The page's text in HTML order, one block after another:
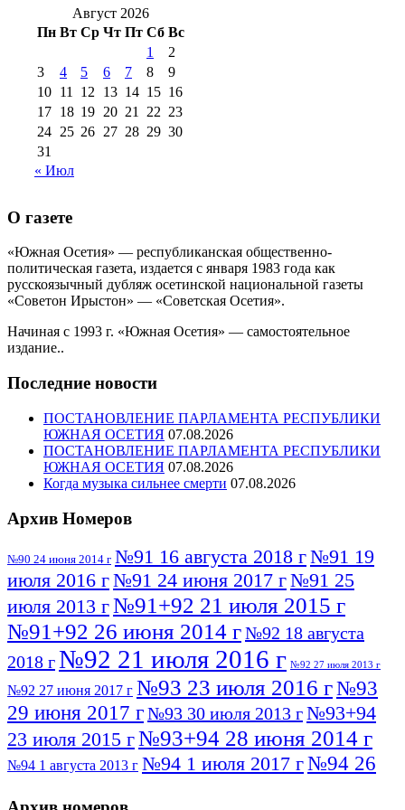
2016 г(12) №99 8 июля 2014 г
августа 2012 г(11)
августа 2013 г
(12)
Август 2026
Пн Вт Ср Чт Пт Сб Вс
1
2
3
4 5 6 7 8
9
10 11 12 13 14 15 16
17 18 19 20 21 22 23
24 25 26 27 28 29 30
31
« Июл
О газете
«Южная Осетия» — республиканская общественно-
политическая газета, издается с января 1983 года как
русскоязычный дубляж осетинской национальной газеты
«Советон Ирыстон» — «Советская Осетия».
Начиная с 1993 г. «Южная Осетия» — самостоятельное
издание..
Последние новости
ПОСТАНОВЛЕНИЕ ПАРЛАМЕНТА РЕСПУБЛИКИ
ЮЖНАЯ ОСЕТИЯ 07.08.2026
ПОСТАНОВЛЕНИЕ ПАРЛАМЕНТА РЕСПУБЛИКИ
ЮЖНАЯ ОСЕТИЯ 07.08.2026
Когда музыка сильнее смерти 07.08.2026
Архив Номеров
№90 24 июня 2014 г №91 16 августа 2018 г№91 19
июля 2016 г№91 24 июня 2017 г№91 25
июля 2013 г№91+92 21 июля 2015 г
№91+92 26 июня 2014 г№92 18 августа
2018 г№92 21 июля 2016 г №92 27 июля 2013 г
№92 27 июня 2017 г №93 23 июля 2016 г№93
29 июня 2017 г№93 30 июля 2013 г№93+94
23 июля 2015 г№93+94 28 июня 2014 г
№94 1 августа 2013 г №94 1 июля 2017 г№94 26